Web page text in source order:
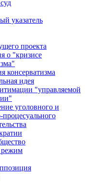
указатель
проекта
о "кризисе
консерватизма
идея
"управляемой
уголовного и
процесуального
режим